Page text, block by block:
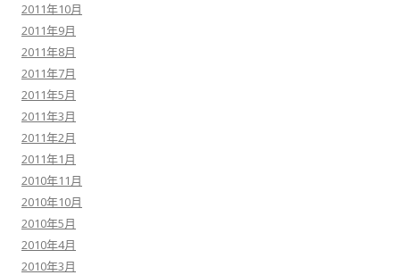
2011年10月
2011年9月
2011年8月
2011年7月
2011年5月
2011年3月
2011年2月
2011年1月
2010年11月
2010年10月
2010年5月
2010年4月
2010年3月